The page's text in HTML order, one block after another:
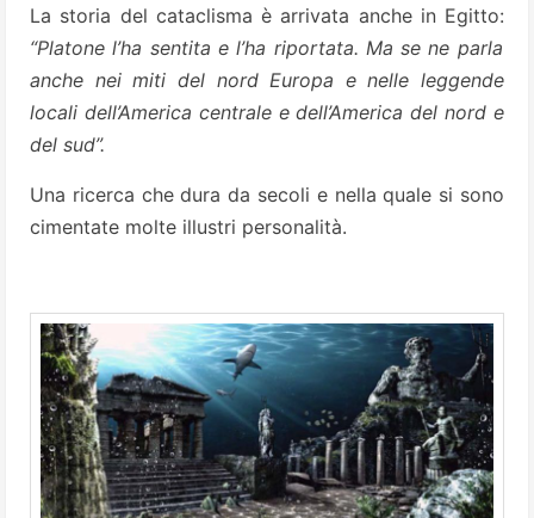
La storia del cataclisma è arrivata anche in Egitto:
“Platone l’ha sentita e l’ha riportata. Ma se ne parla
anche nei miti del nord Europa e nelle leggende
locali dell’America centrale e dell’America del nord e
del sud”.
Una ricerca che dura da secoli e nella quale si sono
cimentate molte illustri personalità.